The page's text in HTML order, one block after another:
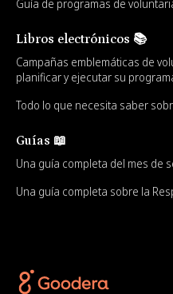
Guía de programas de
Libros electrónicos 📚
Campañas emblemáticas de
planificar y ejecutar su
Todo lo que necesita saber
Guías 📖
Una guía completa del mes de
Una guía completa sobre la